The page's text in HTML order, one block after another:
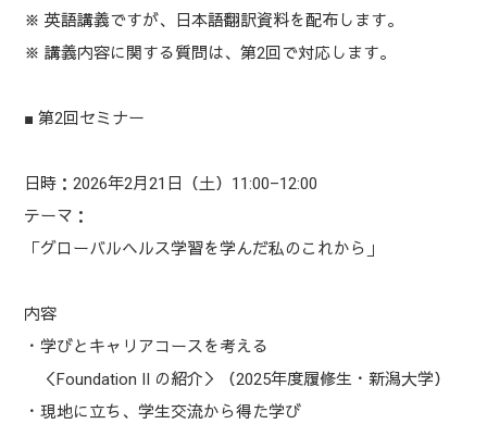
※ 英語講義ですが、日本語翻訳資料を配布します。
※ 講義内容に関する質問は、第2回で対応します。
■ 第2回セミナー
日時：2026年2月21日（土）11:00–12:00
テーマ：
「グローバルヘルス学習を学んだ私のこれから」
内容
・学びとキャリアコースを考える
＜Foundation II の紹介＞（2025年度履修生・新潟大学）
・現地に立ち、学生交流から得た学び